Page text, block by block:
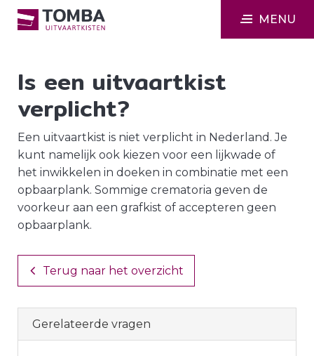
MENU
Is een uitvaartkist
verplicht?
Een uitvaartkist is niet verplicht in Nederland. Je
kunt namelijk ook kiezen voor een lijkwade of
het inwikkelen in doeken in combinatie met een
opbaarplank. Sommige crematoria geven de
voorkeur aan een grafkist of accepteren geen
opbaarplank.
Terug naar het overzicht
Gerelateerde vragen